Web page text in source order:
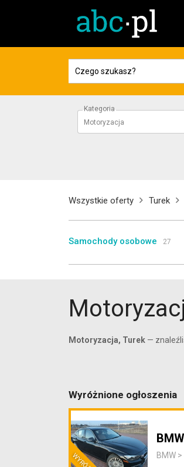
Kategoria
Motoryzacja
Wszystkie oferty Turek
Samochody osobowe 27
Motoryzacja, Turek —
Wyróżnione ogłoszenia
BMW >